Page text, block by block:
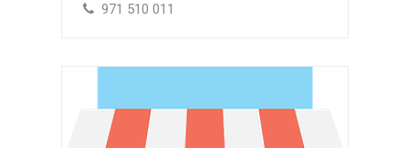
971 510 011